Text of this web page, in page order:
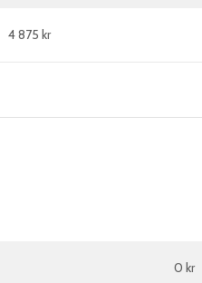
4 875 kr
0 kr